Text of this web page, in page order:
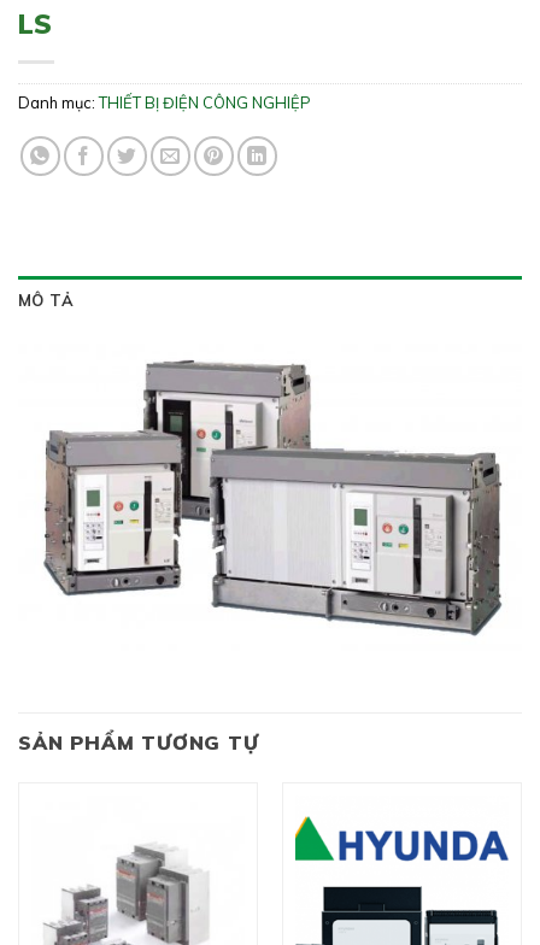
LS
Danh mục:THIẾT BỊ ĐIỆN CÔNG NGHIỆP
MÔ TẢ
SẢN PHẨM TƯƠNG TỰ